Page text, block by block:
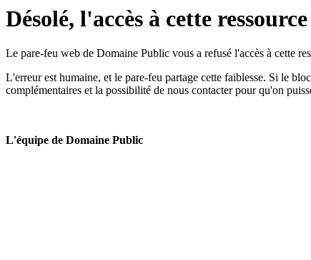
Désolé, l'accès à cette
Le pare-feu web de Domaine Public vous a refusé l'accès à cette
L'erreur est humaine, et le pare-feu partage cette faiblesse. Si le
complémentaires et la possibilité de nous contacter pour qu'on
L'équipe de Domaine Public